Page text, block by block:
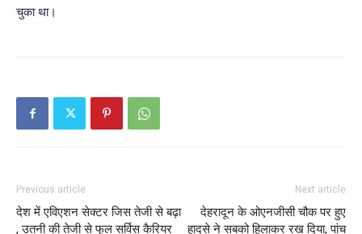
चुका था।
Previous article
देश में एविएशन सेक्टर जिस तेजी से बढ़ा
, उतनी की तेजी से फुल सर्विस कैरियर
Next article
देहरादून के ओएनजीसी चौक पर हुए
हादसे ने सबको हिलाकर रख दिया, पांच